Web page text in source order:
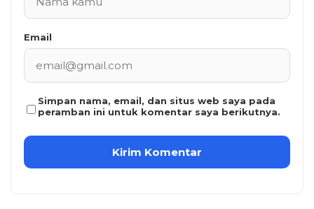
Email
Simpan nama, email, dan situs web saya pada
peramban ini untuk komentar saya berikutnya.